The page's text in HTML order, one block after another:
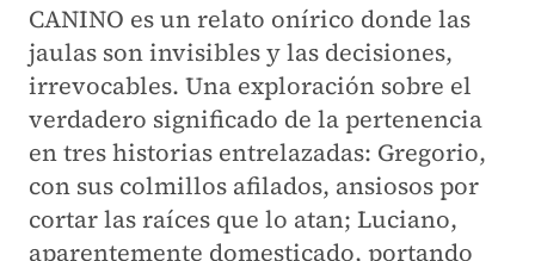
CANINO es un relato onírico donde las
jaulas son invisibles y las decisiones,
irrevocables. Una exploración sobre el
verdadero significado de la pertenencia
en tres historias entrelazadas: Gregorio,
con sus colmillos afilados, ansiosos por
cortar las raíces que lo atan; Luciano,
aparentemente domesticado, portando